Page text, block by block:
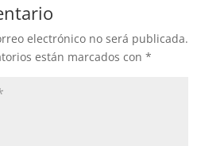
electrónico no será publicada.
están marcados con *